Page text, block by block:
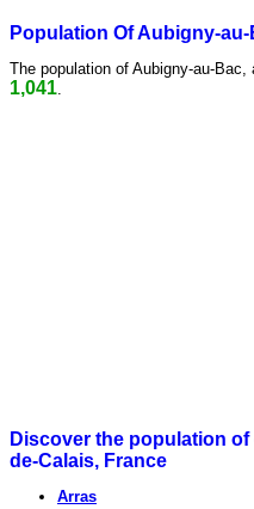
Population Of Aubigny-au-
The population of Aubigny-au-
1,041
Discover the population
de-Calais, France
Arras